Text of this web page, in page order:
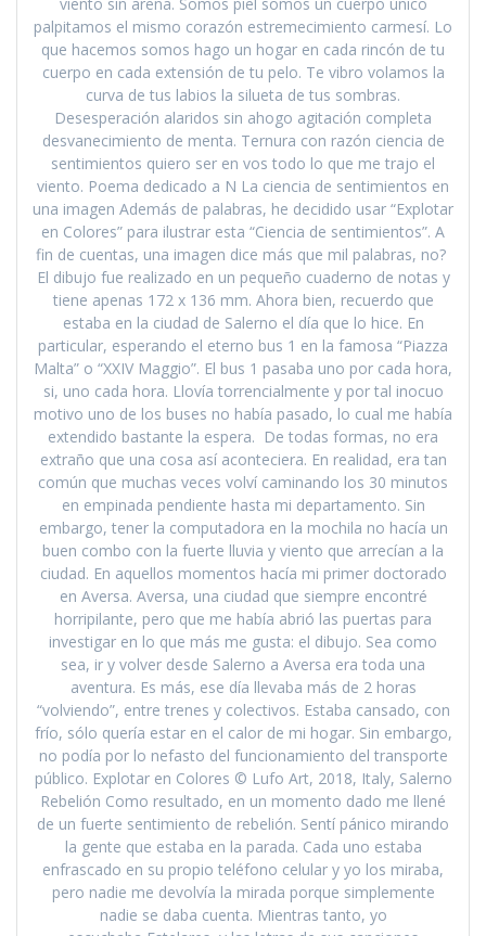
palpitamos el mismo corazón estremecimiento carmesí. Lo
que hacemos somos hago un hogar en cada rincón de tu
cuerpo en cada extensión de tu pelo. Te vibro volamos la
curva de tus labios la silueta de tus sombras.
Desesperación alaridos sin ahogo agitación completa
desvanecimiento de menta. Ternura con razón ciencia de
sentimientos quiero ser en vos todo lo que me trajo el
viento. Poema dedicado a N La ciencia de sentimientos en
una imagen Además de palabras, he decidido usar “Explotar
en Colores” para ilustrar esta “Ciencia de sentimientos”. A
fin de cuentas, una imagen dice más que mil palabras, no?
El dibujo fue realizado en un pequeño cuaderno de notas y
tiene apenas 172 x 136 mm. Ahora bien, recuerdo que
estaba en la ciudad de Salerno el día que lo hice. En
particular, esperando el eterno bus 1 en la famosa “Piazza
Malta” o “XXIV Maggio”. El bus 1 pasaba uno por cada hora,
si, uno cada hora. Llovía torrencialmente y por tal inocuo
motivo uno de los buses no había pasado, lo cual me había
extendido bastante la espera. De todas formas, no era
extraño que una cosa así aconteciera. En realidad, era tan
común que muchas veces volví caminando los 30 minutos
en empinada pendiente hasta mi departamento. Sin
embargo, tener la computadora en la mochila no hacía un
buen combo con la fuerte lluvia y viento que arrecían a la
ciudad. En aquellos momentos hacía mi primer doctorado
en Aversa. Aversa, una ciudad que siempre encontré
horripilante, pero que me había abrió las puertas para
investigar en lo que más me gusta: el dibujo. Sea como
sea, ir y volver desde Salerno a Aversa era toda una
aventura. Es más, ese día llevaba más de 2 horas
“volviendo”, entre trenes y colectivos. Estaba cansado, con
frío, sólo quería estar en el calor de mi hogar. Sin embargo,
no podía por lo nefasto del funcionamiento del transporte
público. Explotar en Colores © Lufo Art, 2018, Italy, Salerno
Rebelión Como resultado, en un momento dado me llené
de un fuerte sentimiento de rebelión. Sentí pánico mirando
la gente que estaba en la parada. Cada uno estaba
enfrascado en su propio teléfono celular y yo los miraba,
pero nadie me devolvía la mirada porque simplemente
nadie se daba cuenta. Mientras tanto, yo